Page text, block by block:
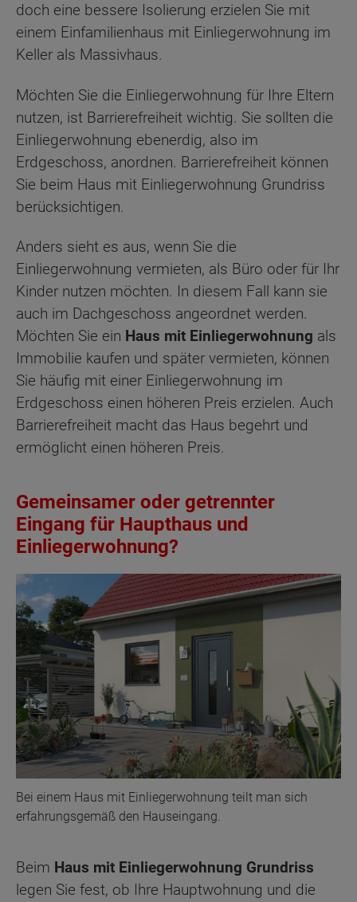
doch eine bessere Isolierung erzielen Sie mit
einem Einfamilienhaus mit Einliegerwohnung im
Keller als Massivhaus.
Möchten Sie die Einliegerwohnung für Ihre Eltern
nutzen, ist Barrierefreiheit wichtig. Sie sollten die
Einliegerwohnung ebenerdig, also im
Erdgeschoss, anordnen. Barrierefreiheit können
Sie beim Haus mit Einliegerwohnung Grundriss
berücksichtigen.
Anders sieht es aus, wenn Sie die
Einliegerwohnung vermieten, als Büro oder für Ihr
Kinder nutzen möchten. In diesem Fall kann sie
auch im Dachgeschoss angeordnet werden.
Möchten Sie ein Haus mit Einliegerwohnung als
Immobilie kaufen und später vermieten, können
Sie häufig mit einer Einliegerwohnung im
Erdgeschoss einen höheren Preis erzielen. Auch
Barrierefreiheit macht das Haus begehrt und
ermöglicht einen höheren Preis.
Gemeinsamer oder getrennter
Eingang für Haupthaus und
Einliegerwohnung?
Bei einem Haus mit Einliegerwohnung teilt man sich
erfahrungsgemäß den Hauseingang.
Beim Haus mit Einliegerwohnung Grundriss
legen Sie fest, ob Ihre Hauptwohnung und die